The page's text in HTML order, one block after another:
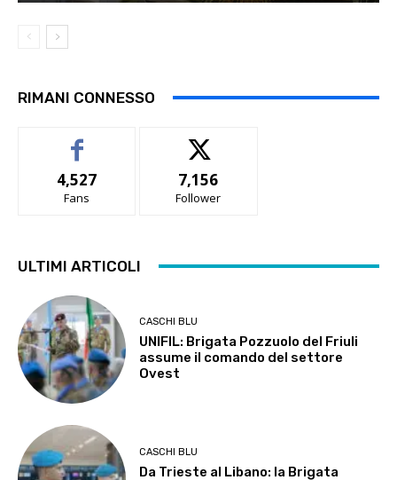
RIMANI CONNESSO
4,527
Fans
7,156
Follower
ULTIMI ARTICOLI
CASCHI BLU
UNIFIL: Brigata Pozzuolo del Friuli
assume il comando del settore
Ovest
CASCHI BLU
Da Trieste al Libano: la Brigata